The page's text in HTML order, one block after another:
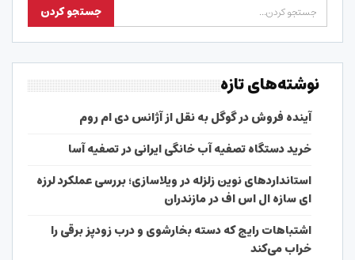
نوشته‌های تازه
آینده فروش در گوگل به نقل از آژانس دی ام روم
خرید دستگاه تصفیه آب خانگی ایرانی در تصفیه آسا
استانداردهای نوین زلزله در ویلاسازی؛ بررسی عملکرد لرزه
ای سازه ال اس اف در مازندران
اشتباهات رایج که دسته بخارشوی و درب زودپز برقی را
خراب می‌کند